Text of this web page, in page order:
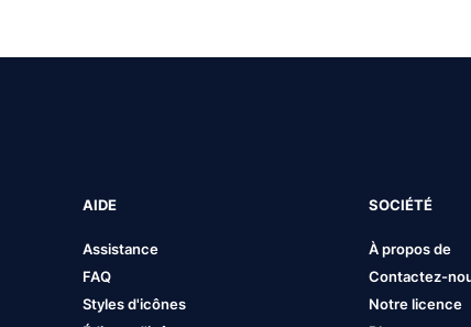
AIDE
Assistance
FAQ
Styles d'icônes
SOCIÉTÉ
À propos de
Contactez-
Notre licence